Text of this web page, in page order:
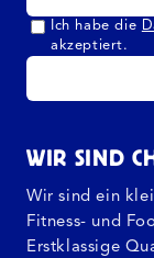
Ich habe die
akzeptiert.
WIR SIND
Wir sind ein
Fitness- und
Erstklassige